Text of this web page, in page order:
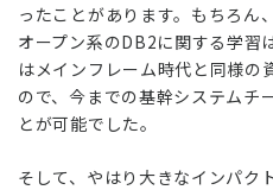
ったことがあります。もちろん
オープン系のDB2に関する学習
はメインフレーム時代と同様の
ので、今までの基幹システムチ
とが可能でした。
そして、やはり大きなインパク